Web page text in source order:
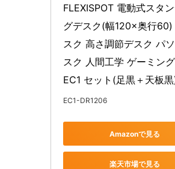
FLEXISPOT 電動式スタ
グデスク(幅120×奥行60)
スク 高さ調節デスク パ
スク 人間工学 ゲーミン
EC1 セット(足黒＋天板黒
EC1-DR1206
Amazonで見る
楽天市場で見る